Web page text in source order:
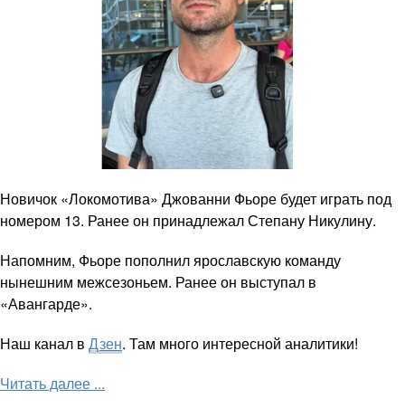
Новичок «Локомотива» Джованни Фьоре будет играть под
номером 13. Ранее он принадлежал Степану Никулину.
Напомним, Фьоре пополнил ярославскую команду
нынешним межсезоньем. Ранее он выступал в
«Авангарде».
Наш канал в Дзен. Там много интересной аналитики!
Читать далее ...